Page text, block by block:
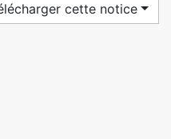
cette notice